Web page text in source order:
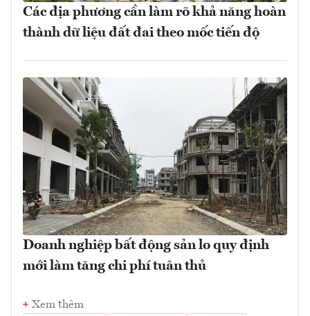
Các địa phương cần làm rõ khả năng hoàn
thành dữ liệu đất đai theo mốc tiến độ
Doanh nghiệp bất động sản lo quy định
mới làm tăng chi phí tuân thủ
Xem thêm